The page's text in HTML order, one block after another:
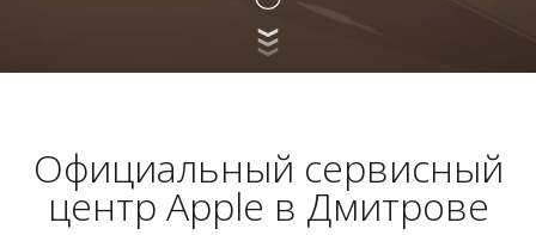
Официальный сервисный
центр Apple в Дмитрове